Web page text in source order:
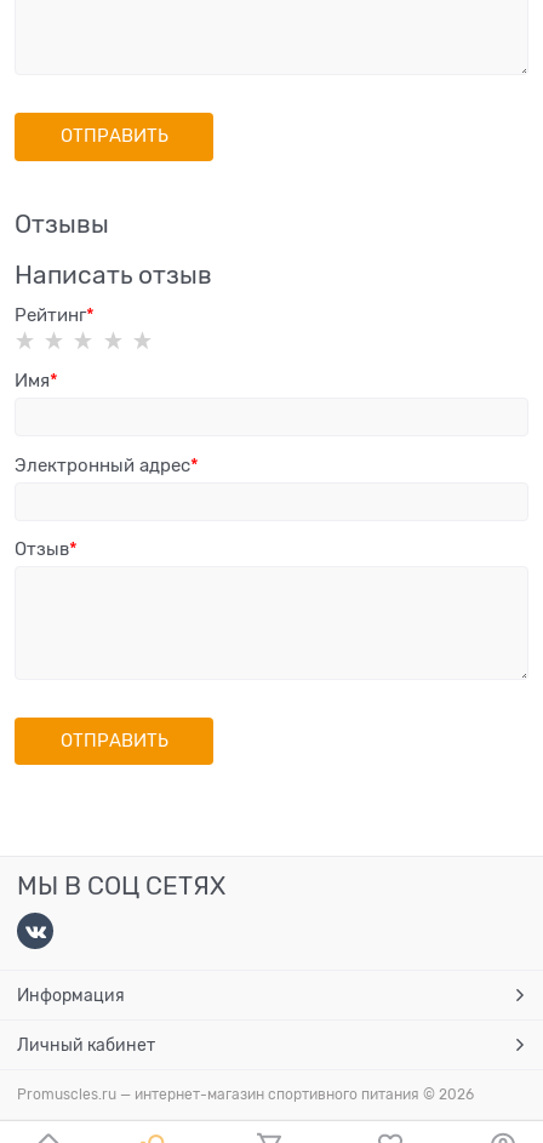
Отзывы
Написать отзыв
Рейтинг
Имя
Электронный адрес
Отзыв
МЫ В СОЦ СЕТЯХ
Информация
Личный кабинет
Promuscles.ru — интернет-магазин спортивного питания © 2026